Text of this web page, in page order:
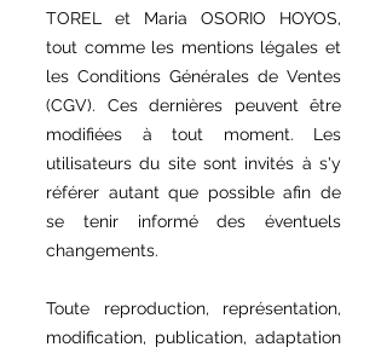
TOREL et Maria OSORIO HOYOS,
tout comme les mentions légales et
les Conditions Générales de Ventes
(CGV). Ces dernières peuvent être
modifiées à tout moment. Les
utilisateurs du site sont invités à s'y
référer autant que possible afin de
se tenir informé des éventuels
changements.
Toute reproduction, représentation,
modification, publication, adaptation